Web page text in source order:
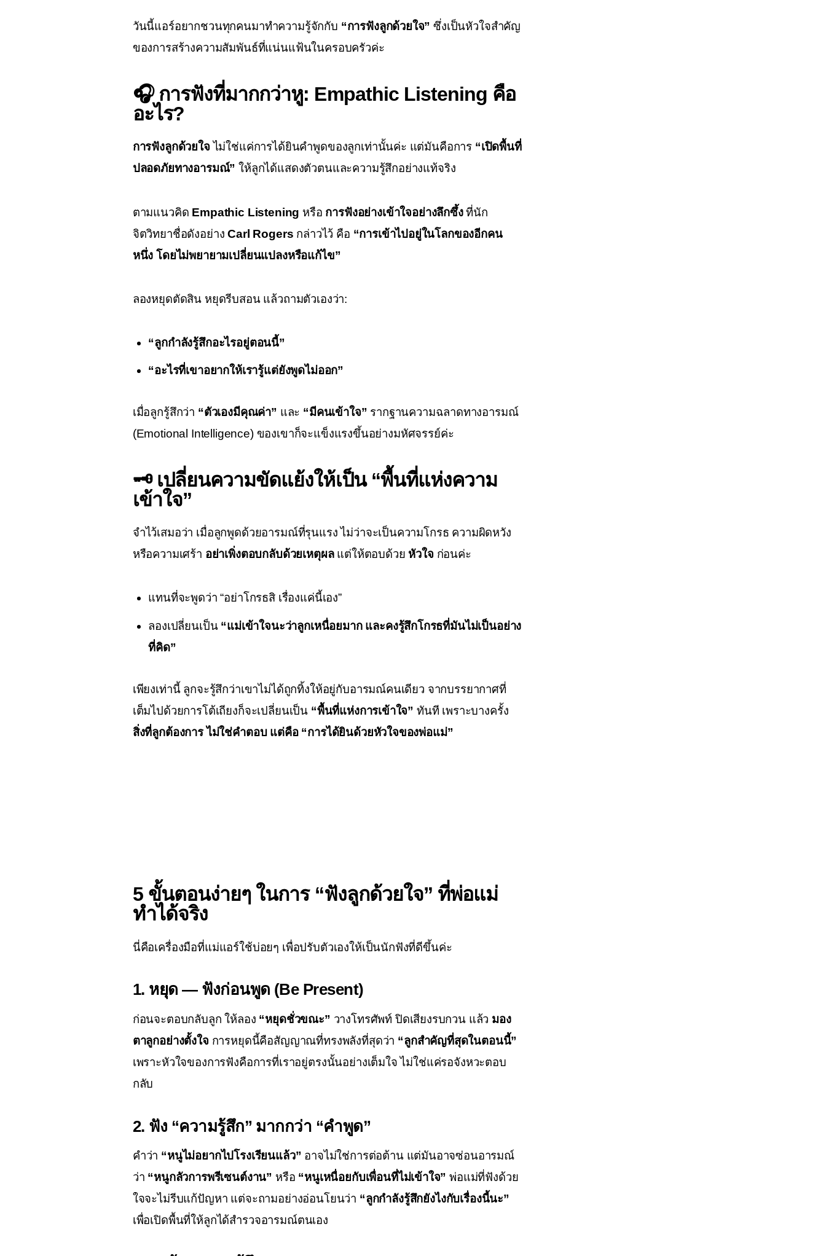
วันนี้แอร์อยากชวนทุกคนมาทำความรู้จักกับ “การฟังลูกด้วยใจ” ซึ่งเป็นหัวใจสำคัญ
ของการสร้างความสัมพันธ์ที่แน่นแฟ้นในครอบครัวค่ะ
🎧 การฟังที่มากกว่าหู: Empathic Listening คือ
อะไร?
การฟังลูกด้วยใจ ไม่ใช่แค่การได้ยินคำพูดของลูกเท่านั้นค่ะ แต่มันคือการ “เปิดพื้นที่
ปลอดภัยทางอารมณ์” ให้ลูกได้แสดงตัวตนและความรู้สึกอย่างแท้จริง
ตามแนวคิด Empathic Listening หรือ การฟังอย่างเข้าใจอย่างลึกซึ้ง ที่นัก
จิตวิทยาชื่อดังอย่าง Carl Rogers กล่าวไว้ คือ “การเข้าไปอยู่ในโลกของอีกคน
หนึ่ง โดยไม่พยายามเปลี่ยนแปลงหรือแก้ไข”
ลองหยุดตัดสิน หยุดรีบสอน แล้วถามตัวเองว่า:
“ลูกกำลังรู้สึกอะไรอยู่ตอนนี้”
“อะไรที่เขาอยากให้เรารู้แต่ยังพูดไม่ออก”
เมื่อลูกรู้สึกว่า “ตัวเองมีคุณค่า” และ “มีคนเข้าใจ” รากฐานความฉลาดทางอารมณ์
(Emotional Intelligence) ของเขาก็จะแข็งแรงขึ้นอย่างมหัศจรรย์ค่ะ
🗝️ เปลี่ยนความขัดแย้งให้เป็น “พื้นที่แห่งความ
เข้าใจ”
จำไว้เสมอว่า เมื่อลูกพูดด้วยอารมณ์ที่รุนแรง ไม่ว่าจะเป็นความโกรธ ความผิดหวัง
หรือความเศร้า อย่าเพิ่งตอบกลับด้วยเหตุผล แต่ให้ตอบด้วย หัวใจ ก่อนค่ะ
แทนที่จะพูดว่า “อย่าโกรธสิ เรื่องแค่นี้เอง”
ลองเปลี่ยนเป็น “แม่เข้าใจนะว่าลูกเหนื่อยมาก และคงรู้สึกโกรธที่มันไม่เป็นอย่าง
ที่คิด”
เพียงเท่านี้ ลูกจะรู้สึกว่าเขาไม่ได้ถูกทิ้งให้อยู่กับอารมณ์คนเดียว จากบรรยากาศที่
เต็มไปด้วยการโต้เถียงก็จะเปลี่ยนเป็น “พื้นที่แห่งการเข้าใจ” ทันที เพราะบางครั้ง
สิ่งที่ลูกต้องการ ไม่ใช่คำตอบ แต่คือ “การได้ยินด้วยหัวใจของพ่อแม่”
5 ขั้นตอนง่ายๆ ในการ “ฟังลูกด้วยใจ” ที่พ่อแม่
ทำได้จริง
นี่คือเครื่องมือที่แม่แอร์ใช้บ่อยๆ เพื่อปรับตัวเองให้เป็นนักฟังที่ดีขึ้นค่ะ
1. หยุด — ฟังก่อนพูด (Be Present)
ก่อนจะตอบกลับลูก ให้ลอง “หยุดชั่วขณะ” วางโทรศัพท์ ปิดเสียงรบกวน แล้ว มอง
ตาลูกอย่างตั้งใจ การหยุดนี้คือสัญญาณที่ทรงพลังที่สุดว่า “ลูกสำคัญที่สุดในตอนนี้”
เพราะหัวใจของการฟังคือการที่เราอยู่ตรงนั้นอย่างเต็มใจ ไม่ใช่แค่รอจังหวะตอบ
กลับ
2. ฟัง “ความรู้สึก” มากกว่า “คำพูด”
คำว่า “หนูไม่อยากไปโรงเรียนแล้ว” อาจไม่ใช่การต่อต้าน แต่มันอาจซ่อนอารมณ์
ว่า “หนูกลัวการพรีเซนต์งาน” หรือ “หนูเหนื่อยกับเพื่อนที่ไม่เข้าใจ” พ่อแม่ที่ฟังด้วย
ใจจะไม่รีบแก้ปัญหา แต่จะถามอย่างอ่อนโยนว่า “ลูกกำลังรู้สึกยังไงกับเรื่องนี้นะ”
เพื่อเปิดพื้นที่ให้ลูกได้สำรวจอารมณ์ตนเอง